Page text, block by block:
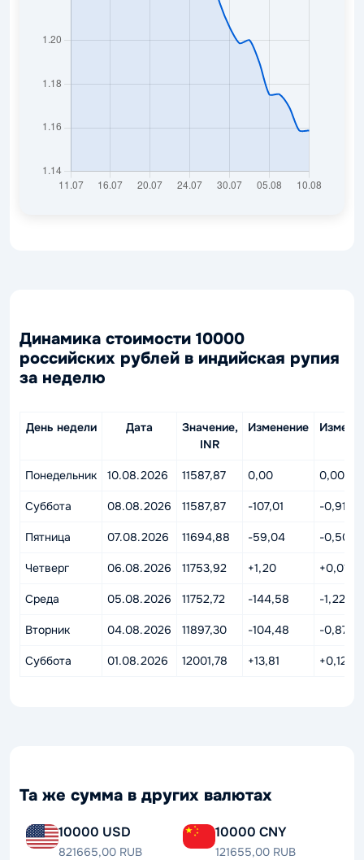
Динамика стоимости 10000
российских рублей в индийская рупия
за неделю
День недели Дата
Значение,
INR
Изменение
Понедельник 10.08.2026 11587,87 0,00 0,00%
Суббота 08.08.2026 11587,87 -107,01 -0,91%
Пятница 07.08.2026 11694,88 -59,04 -0,50%
Четверг 06.08.2026 11753,92 +1,20 +0,01%
Среда 05.08.2026 11752,72 -144,58 -1,22%
Вторник 04.08.2026 11897,30 -104,48 -0,87%
Суббота 01.08.2026 12001,78 +13,81 +0,12%
Та же сумма в других валютах
10000 USD
821665,00 RUB
10000 CNY
121655,00 RUB